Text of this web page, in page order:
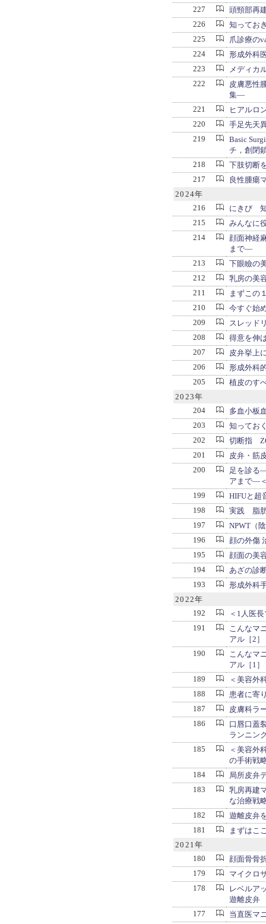
227
頭頸部再
226
知ってお
225
爪診療の
224
形成外科
223
メディカ
222
皮膚悪性
集―
221
ヒアルロ
220
手足先天
219
Basic
チ，創閉
218
下肢切断
217
良性腫瘍
2024年
216
にきび
215
みんなに
214
顔面神経
まで―
213
下眼瞼の
212
乳房の美
211
まずこの
210
今すぐ始
209
スレッド
208
得意を伸
207
皮弁挙上
206
形成外科
205
植皮のす
2023年
204
多血小板
203
知ってお
202
切断指
201
皮弁・筋
200
足を診る
アまで―
199
HIFUと超
198
実践 脂
197
NPWT（
196
顔の外傷
195
顔面の美
194
あざの診
193
形成外科
2022年
192
＜1人医
191
こんなマ
アル［2］
190
こんなマ
アル［1］
189
＜美容外
188
患者に寄
187
皮膚科ラ
186
口唇口蓋
ランニン
185
＜美容外
の手術戦
184
局所皮弁
183
乳房再建
な治療戦
182
遊離皮弁
181
まずはこ
2021年
180
顔面骨骨
179
マイクロ
178
レベルア
遊離皮弁
177
当直医マ